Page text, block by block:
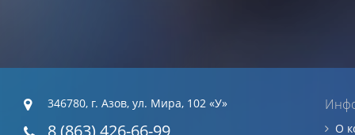
346780, г. Азов, ул. Мира, 102 «У»
8 (863) 426-66-99 О